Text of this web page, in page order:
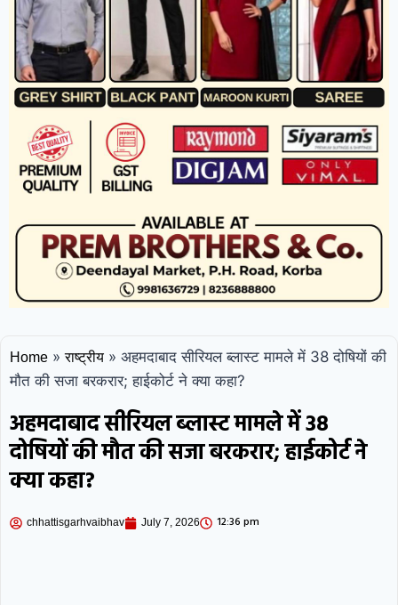
बेकाबू होकर 100 फीट नीचे सड़क पर गिरी बस, 10
लोगों की मौत की सूचना
कोरबा: हाथियों को
देखने उमड़ी भीड़, सेल्फी-वीडियो के चक्कर में युवक
घायल, वन विभाग ने किया अलर्ट
छत्तीसगढ़: 5
IAS अफसरों की नई पदस्थापना, राज्य सरकार ने जारी
किया आदेश
Home » राष्ट्रीय » अहमदाबाद सीरियल ब्लास्ट मामले में 38 दोषियों की
मौत की सजा बरकरार; हाईकोर्ट ने क्या कहा?
अहमदाबाद सीरियल ब्लास्ट मामले में 38
दोषियों की मौत की सजा बरकरार; हाईकोर्ट ने
क्या कहा?
chhattisgarhvaibhav July 7, 2026 12:36 pm